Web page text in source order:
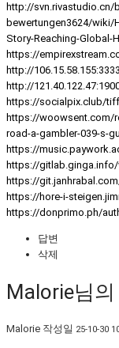
http://
bewertungen3624/wiki/
Story-Reaching-Global-
https://
http://
http://
https://socialpix.club/
https://woowsent.com/
road-a-gambler-039-s-
https://
https://
https://
https://hore-i-
https://donprimo.ph/
답변
삭제
Malorie님의
Malorie 작성일 25-10-30